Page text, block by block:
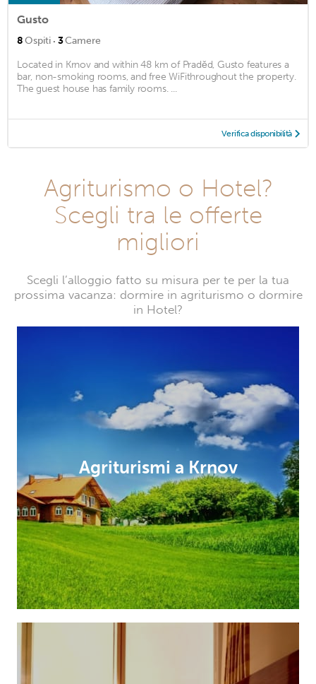
Gusto
8Ospiti · 3Camere
Located in Krnov and within 48 km of Praděd, Gusto features a
bar, non-smoking rooms, and free WiFithroughout the property.
The guest house has family rooms. ...
Verifica disponibilità
Agriturismo o Hotel?
Scegli tra le offerte
migliori
Scegli l’alloggio fatto su misura per te per la tua
prossima vacanza: dormire in agriturismo o dormire
in Hotel?
Agriturismi a Krnov